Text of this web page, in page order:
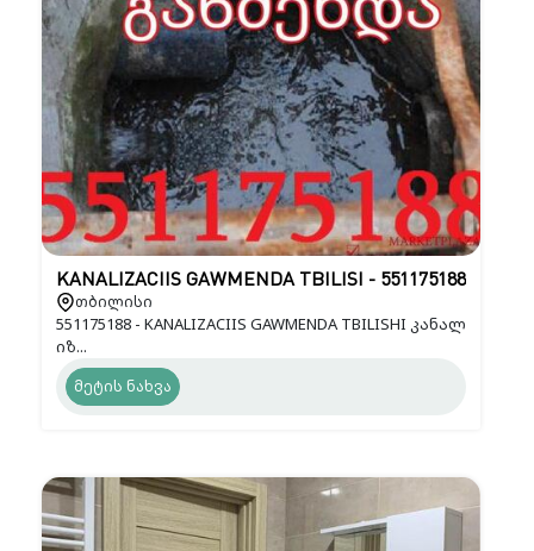
KANALIZACIIS GAWMENDA TBILISI - 551175188
თბილისი
551175188 - KANALIZACIIS GAWMENDA TBILISHI კანალ
იზ...
მეტის ნახვა